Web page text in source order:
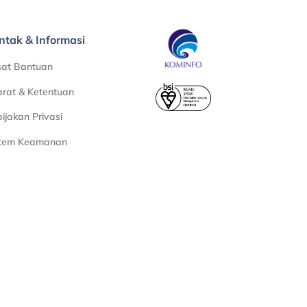
& Informasi
Bantuan
& Ketentuan
Privasi
Keamanan